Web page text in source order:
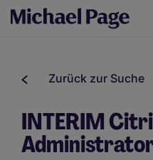
Zurück zur Suche
INTERIM